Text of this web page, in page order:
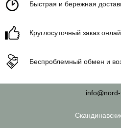
Быстрая и бережная
Круглосуточный заказ
Беспроблемный обмен и